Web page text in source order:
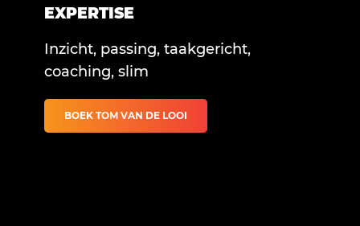
EXPERTISE
Inzicht, passing, taakgericht,
coaching, slim
BOEK TOM VAN DE LOOI